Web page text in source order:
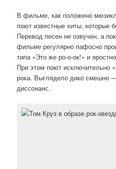
В фильме, как положено
поют известные хиты, которые
Перевод песен не озвучен, а
фильме регулярно пафосно
типа «Это же ро-о-ок!» и
При этом поют исключительно
рока. Выглядело дико смешно
диссонанс.